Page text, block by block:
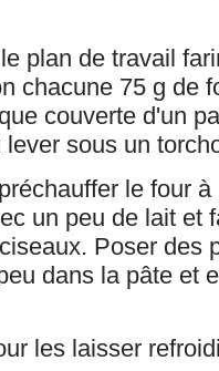
plan de travail
chacune 75 g de
couverte d'un
sous un
le four
un peu de lait et
Poser des
dans la pâte et
les laisser